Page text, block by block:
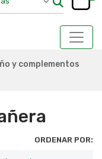
y complementos
ORDENAR POR: